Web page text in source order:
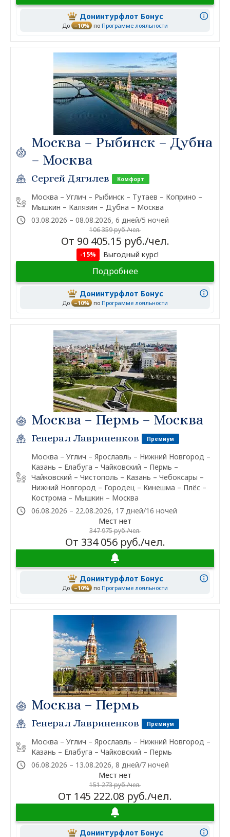
Донинтурфлот Бонус
До –10% по Программе лояльности
Москва – Рыбинск – Дубна
– Москва
Сергей Дягилев Комфорт
Москва – Углич – Рыбинск – Тутаев – Коприно –
Мышкин – Калязин – Дубна – Москва
03.08.2026 – 08.08.2026, 6 дней/5 ночей
106 359 руб./чел.
От 90 405.15 руб./чел.
-15% Выгодный курс!
Подробнее
Донинтурфлот Бонус
До –10% по Программе лояльности
Москва – Пермь – Москва
Генерал Лавриненков Премиум
Москва – Углич – Ярославль – Нижний Новгород –
Казань – Елабуга – Чайковский – Пермь –
Чайковский – Чистополь – Казань – Чебоксары –
Нижний Новгород – Городец – Кинешма – Плёс –
Кострома – Мышкин – Москва
06.08.2026 – 22.08.2026, 17 дней/16 ночей
Мест нет
347 975 руб./чел.
От 334 056 руб./чел.
Донинтурфлот Бонус
До –10% по Программе лояльности
Москва – Пермь
Генерал Лавриненков Премиум
Москва – Углич – Ярославль – Нижний Новгород –
Казань – Елабуга – Чайковский – Пермь
06.08.2026 – 13.08.2026, 8 дней/7 ночей
Мест нет
151 273 руб./чел.
От 145 222.08 руб./чел.
Донинтурфлот Бонус